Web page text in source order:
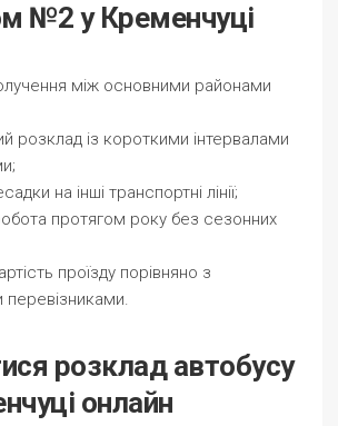
№2 у Кременчуці
між основними районами
розклад із короткими інтервалами
на інші транспортні лінії;
протягом року без сезонних
проїзду порівняно з
перевізниками.
розклад автобусу
онлайн